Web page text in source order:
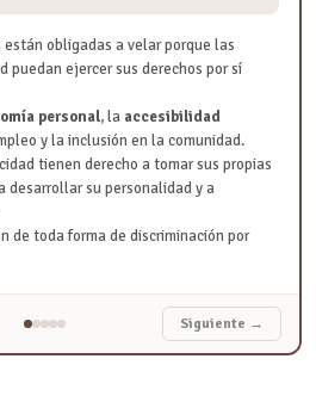
obligadas a velar porque las
puedan ejercer sus derechos por sí
personal, la accesibilidad
y la inclusión en la comunidad.
tienen derecho a tomar sus propias
desarrollar su personalidad y a
de toda forma de discriminación por
Siguiente →